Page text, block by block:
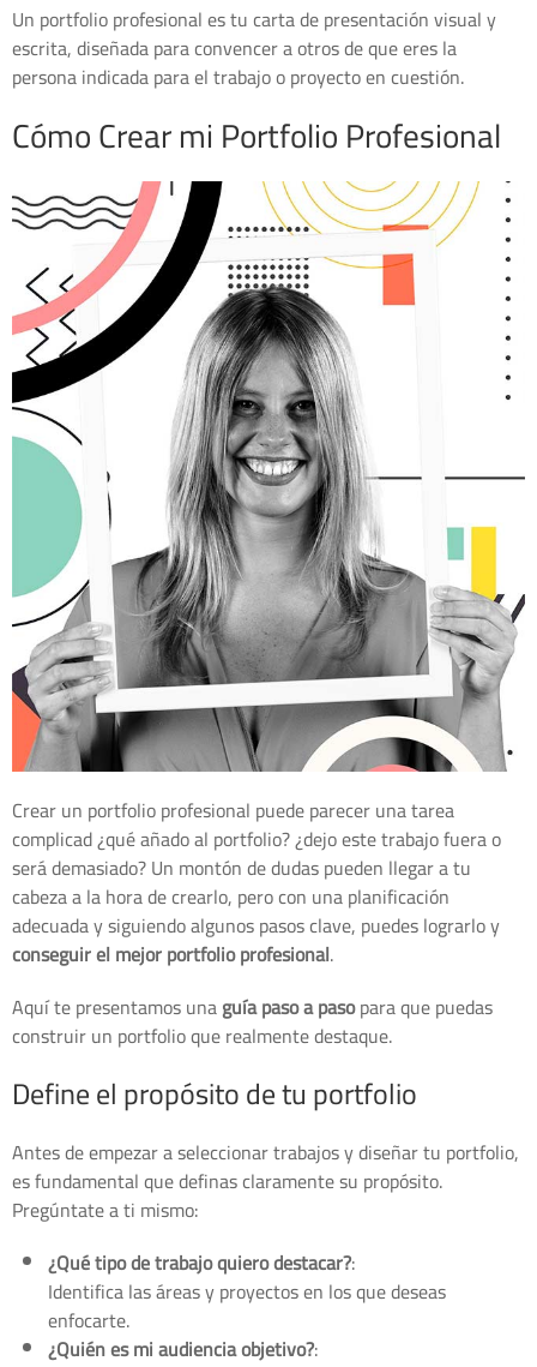
Un portfolio profesional es tu carta de presentación visual y
escrita, diseñada para convencer a otros de que eres la
persona indicada para el trabajo o proyecto en cuestión.
Cómo Crear mi Portfolio Profesional
Crear un portfolio profesional puede parecer una tarea
complicad ¿qué añado al portfolio? ¿dejo este trabajo fuera o
será demasiado? Un montón de dudas pueden llegar a tu
cabeza a la hora de crearlo, pero con una planificación
adecuada y siguiendo algunos pasos clave, puedes lograrlo y
conseguir el mejor portfolio profesional.
Aquí te presentamos unaguía paso a pasopara que puedas
construir un portfolio que realmente destaque.
Define el propósito de tu portfolio
Antes de empezar a seleccionar trabajos y diseñar tu portfolio,
es fundamental que definas claramente su propósito.
Pregúntate a ti mismo:
¿Qué tipo de trabajo quiero destacar?:
Identifica las áreas y proyectos en los que deseas
enfocarte.
¿Quién es mi audiencia objetivo?: